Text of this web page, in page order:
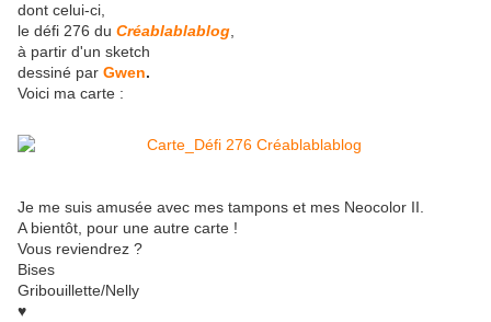
dont celui-ci,
le défi 276 du Créablablablog
à partir d'un sketch
dessiné par Gwen.
Voici ma carte :
Je me suis amusée avec mes tampons et mes Neocolor II.
A bientôt, pour une autre carte !
Vous reviendrez ?
Bises
Gribouillette/Nelly
♥